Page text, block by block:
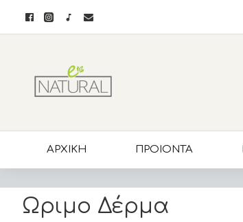
ΑΡΧΙΚΗ ΠΡΟΙΟΝΤΑ
Ωριμο Δέρμα